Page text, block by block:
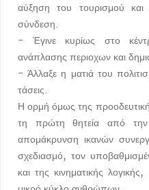
αύξηση του τουρισμού και
σύνδεση.
- Έγινε κυρίως στο
ανάπλασης περιοχων και
- Άλλαξε η ματιά του
τάσεις.
Η ορμή όμως της
τη πρώτη θητεία από την
απομάκρυνση ικανών
σχεδιασμό, τον
και της κινηματικής